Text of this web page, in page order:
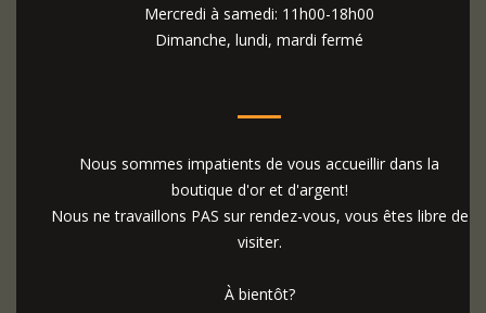
Mercredi à samedi: 11h00-18h00
Dimanche, lundi, mardi fermé
Nous sommes impatients de vous accueillir dans la
boutique d'or et d'argent!
Nous ne travaillons PAS sur rendez-vous, vous êtes libre de
visiter.
À bientôt?